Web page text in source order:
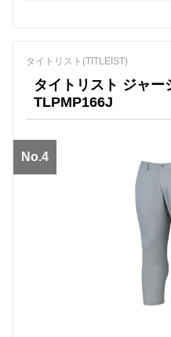
タイトリスト(TITLEIST)
タイトリスト ジャー
TLPMP166J
No.4